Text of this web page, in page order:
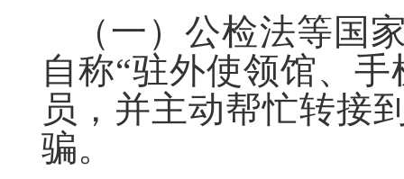
（一）公检法等国
自称“驻外使领馆、
员，并主动帮忙转接
骗。